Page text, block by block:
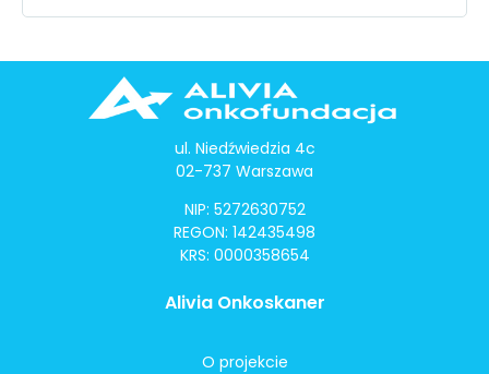
ul. Niedźwiedzia 4c
02-737 Warszawa
NIP: 5272630752
REGON: 142435498
KRS: 0000358654
Alivia Onkoskaner
O projekcie